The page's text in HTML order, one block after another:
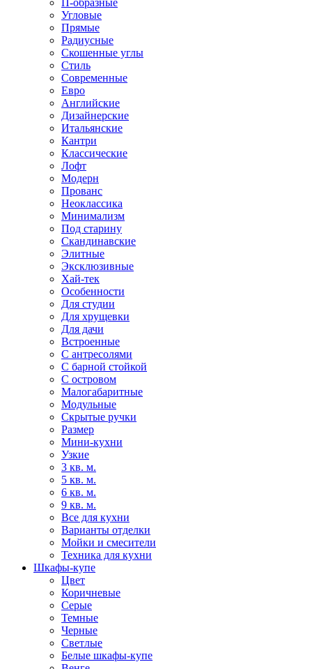
П-образные
Угловые
Прямые
Радиусные
Скошенные углы
Стиль
Современные
Евро
Английские
Дизайнерские
Итальянские
Кантри
Классические
Лофт
Модерн
Прованс
Неоклассика
Минимализм
Под старину
Скандинавские
Элитные
Эксклюзивные
Хай-тек
Особенности
Для студии
Для хрущевки
Для дачи
Встроенные
С антресолями
С барной стойкой
С островом
Малогабаритные
Модульные
Скрытые ручки
Размер
Мини-кухни
Узкие
3 кв. м.
5 кв. м.
6 кв. м.
9 кв. м.
Все для кухни
Варианты отделки
Мойки и смесители
Техника для кухни
Шкафы-купе
Цвет
Коричневые
Серые
Темные
Черные
Светлые
Белые шкафы-купе